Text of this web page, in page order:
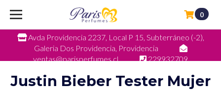
Avda Providencia 2237, Local P 15, Subterráneo (-2),
Galeria Dos Providencia, Providencia
ventas@parisperfumes.cl
229932709
0
Justin Bieber Tester Mujer